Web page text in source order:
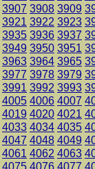
3907 3908 3909
3921 3922 3923
3935 3936 3937
3949 3950 3951
3963 3964 3965
3977 3978 3979
3991 3992 3993
4005 4006 4007
4019 4020 4021
4033 4034 4035
4047 4048 4049
4061 4062 4063
4075 4076 4077